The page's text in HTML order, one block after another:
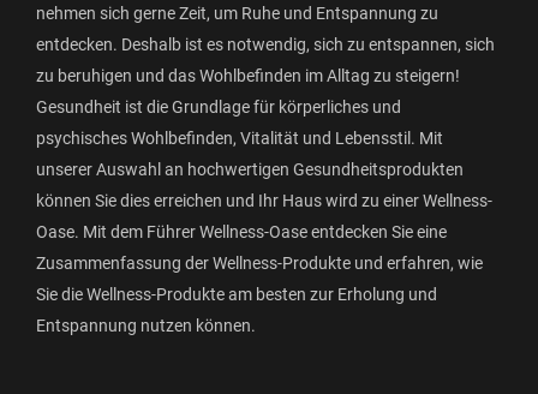
nehmen sich gerne Zeit, um Ruhe und Entspannung zu
entdecken. Deshalb ist es notwendig, sich zu entspannen, sich
zu beruhigen und das Wohlbefinden im Alltag zu steigern!
Gesundheit ist die Grundlage für körperliches und
psychisches Wohlbefinden, Vitalität und Lebensstil. Mit
unserer Auswahl an hochwertigen Gesundheitsprodukten
können Sie dies erreichen und Ihr Haus wird zu einer Wellness-
Oase. Mit dem Führer Wellness-Oase entdecken Sie eine
Zusammenfassung der Wellness-Produkte und erfahren, wie
Sie die Wellness-Produkte am besten zur Erholung und
Entspannung nutzen können.